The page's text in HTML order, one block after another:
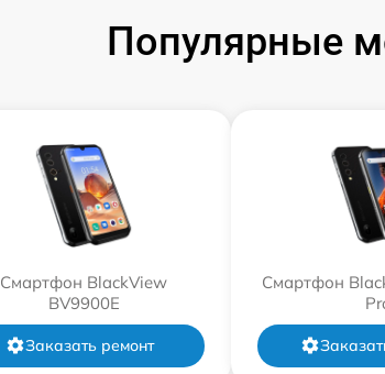
Популярные
Смартфон BlackView
BV9900E
Заказать ремонт
Смартфон